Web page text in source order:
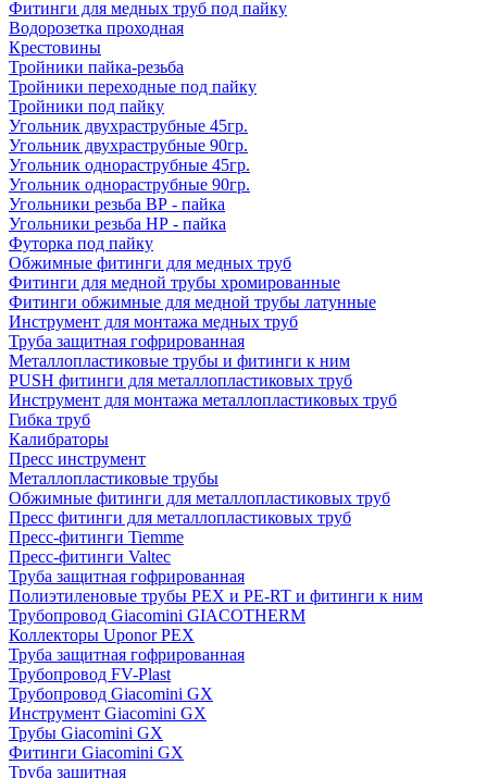
Фитинги для медных труб под пайку
Водорозетка проходная
Крестовины
Тройники пайка-резьба
Тройники переходные под пайку
Тройники под пайку
Угольник двухраструбные 45гр.
Угольник двухраструбные 90гр.
Угольник однораструбные 45гр.
Угольник однораструбные 90гр.
Угольники резьба ВР - пайка
Угольники резьба НР - пайка
Футорка под пайку
Обжимные фитинги для медных труб
Фитинги для медной трубы хромированные
Фитинги обжимные для медной трубы латунные
Инструмент для монтажа медных труб
Труба защитная гофрированная
Металлопластиковые трубы и фитинги к ним
PUSH фитинги для металлопластиковых труб
Инструмент для монтажа металлопластиковых труб
Гибка труб
Калибраторы
Пресс инструмент
Металлопластиковые трубы
Обжимные фитинги для металлопластиковых труб
Пресс фитинги для металлопластиковых труб
Пресс-фитинги Tiemme
Пресс-фитинги Valtec
Труба защитная гофрированная
Полиэтиленовые трубы PEX и PE-RT и фитинги к ним
Трубопровод Giacomini GIACOTHERM
Коллекторы Uponor PEX
Труба защитная гофрированная
Трубопровод FV-Plast
Трубопровод Giacomini GX
Инструмент Giacomini GX
Трубы Giacomini GX
Фитинги Giacomini GX
Труба защитная